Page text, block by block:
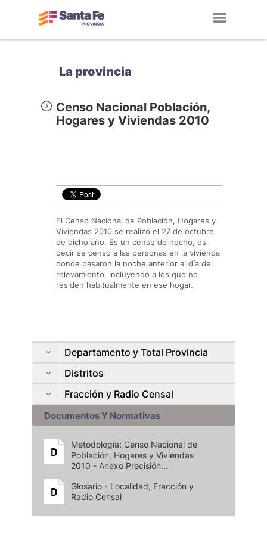
La provincia
Censo Nacional Población,
Hogares y Viviendas 2010
El Censo Nacional de Población, Hogares y
Viviendas 2010 se realizó el 27 de octubre
de dicho año. Es un censo de hecho, es
decir se censo a las personas en la vivienda
donde pasaron la noche anterior al día del
relevamiento, incluyendo a los que no
residen habitualmente en ese hogar.
Departamento y Total Provincia
Distritos
Fracción y Radio Censal
Documentos Y Normativas
Metodología: Censo Nacional de
Población, Hogares y Viviendas
2010 - Anexo Precisión...
Glosario - Localidad, Fracción y
Radio Censal